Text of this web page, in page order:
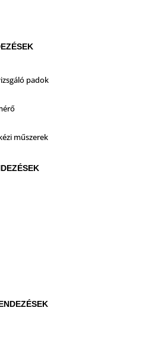
padok
műszerek